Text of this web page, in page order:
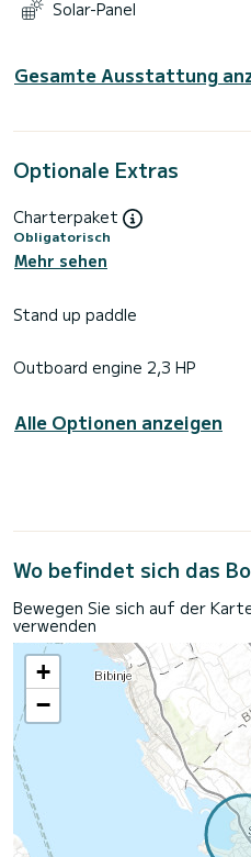
Solar-Panel
Gesamte Ausstattung
Optionale Extras
Charterpaket
Obligatorisch
Mehr sehen
Stand up paddle
Outboard engine 2,3 HP
Alle Optionen anzeigen
Wo befindet sich das
Bewegen Sie sich auf der
verwenden
+
−